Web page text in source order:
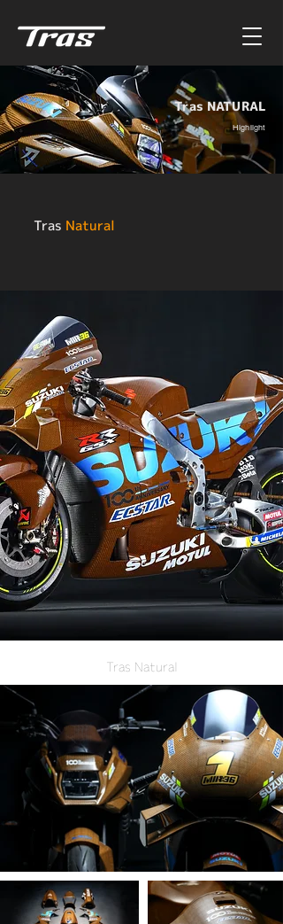
Tras NATURAL
Highlight
Tras Natural
Tras Natural